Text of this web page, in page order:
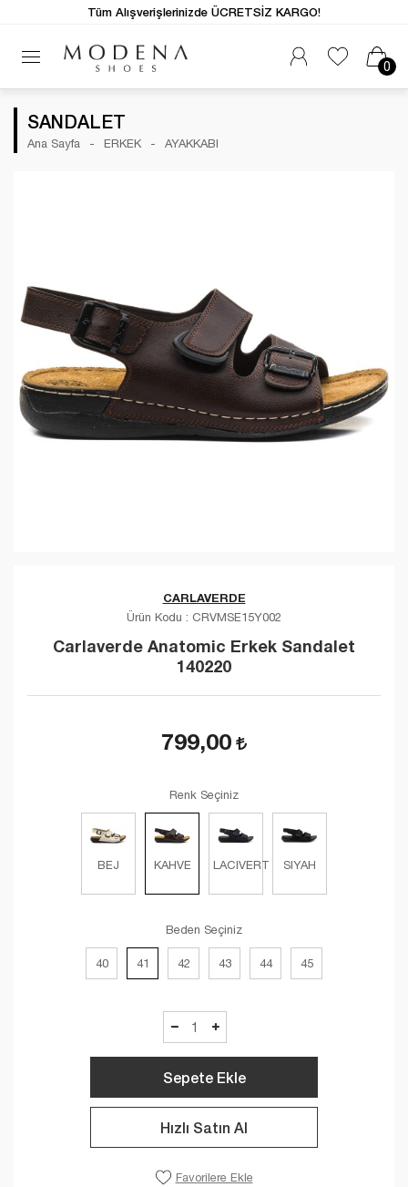
0
Tüm Alışverişlerinizde ÜCRETSİZ KARGO!
SANDALET
Ana Sayfa ERKEK AYAKKABI
CARLAVERDE
Ürün Kodu : CRVMSE15Y002
Carlaverde Anatomic Erkek Sandalet
140220
799,00
Renk Seçiniz
BEJ KAHVE LACIVERT SIYAH
Beden Seçiniz
40 41 42 43 44 45
Sepete Ekle
Hızlı Satın Al
Favorilere Ekle